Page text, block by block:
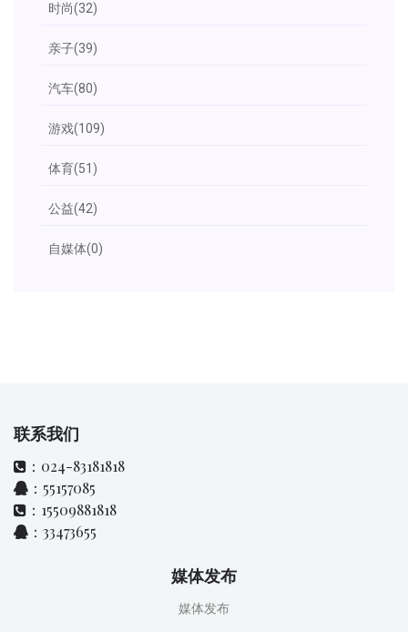
时尚(32)
亲子(39)
汽车(80)
游戏(109)
体育(51)
公益(42)
自媒体(0)
联系我们
：024-83181818
：55157085
：15509881818
：33473655
媒体发布
媒体发布